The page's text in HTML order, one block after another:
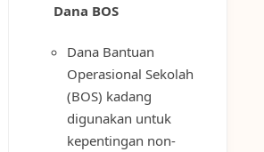
Dana BOS
Dana Bantuan
Operasional Sekolah
(BOS) kadang
digunakan untuk
kepentingan non-